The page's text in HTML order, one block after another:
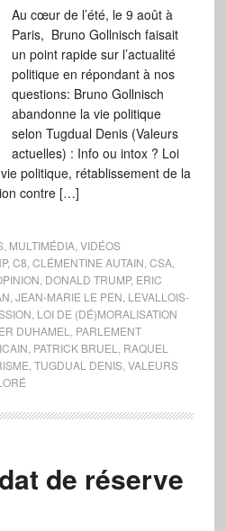
Au cœur de l’été, le 9 août à
Paris, Bruno Gollnisch faisait
un point rapide sur l’actualité
politique en répondant à nos
questions: Bruno Gollnisch
abandonne la vie politique
selon Tugdual Denis (Valeurs
actuelles) : Info ou intox ? Loi
politique, rétablissement de la
contre […]
, MULTIMÉDIA, VIDÉOS
, C8 CLÉMENTINE AUTAIN CSA,
DONALD TRUMP, ERIC
JEAN-MARIE LE PEN LEVALLOIS-
LOI DE (DÉ)MORALISATION
DUHAMEL
PARLEMENT
PATRICK BRUEL
RAQUEL
TUGDUAL DENIS, VALEURS
de réserve